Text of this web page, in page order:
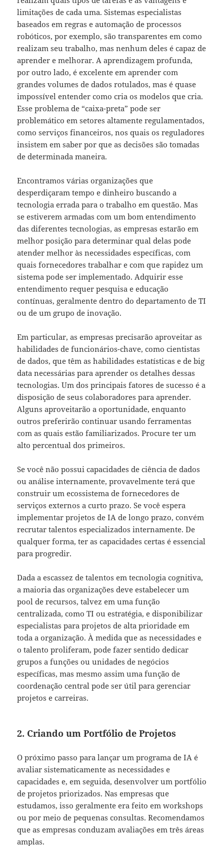
limitações de cada uma. Sistemas especialistas
baseados em regras e automação de processos
robóticos, por exemplo, são transparentes em como
realizam seu trabalho, mas nenhum deles é capaz de
aprender e melhorar. A aprendizagem profunda,
por outro lado, é excelente em aprender com
grandes volumes de dados rotulados, mas é quase
impossível entender como cria os modelos que cria.
Esse problema de “caixa-preta” pode ser
problemático em setores altamente regulamentados,
como serviços financeiros, nos quais os reguladores
insistem em saber por que as decisões são tomadas
de determinada maneira.
Encontramos várias organizações que
desperdiçaram tempo e dinheiro buscando a
tecnologia errada para o trabalho em questão. Mas
se estiverem armadas com um bom entendimento
das diferentes tecnologias, as empresas estarão em
melhor posição para determinar qual delas pode
atender melhor às necessidades específicas, com
quais fornecedores trabalhar e com que rapidez um
sistema pode ser implementado. Adquirir esse
entendimento requer pesquisa e educação
contínuas, geralmente dentro do departamento de TI
ou de um grupo de inovação.
Em particular, as empresas precisarão aproveitar as
habilidades de funcionários-chave, como cientistas
de dados, que têm as habilidades estatísticas e de big
data necessárias para aprender os detalhes dessas
tecnologias. Um dos principais fatores de sucesso é a
disposição de seus colaboradores para aprender.
Alguns aproveitarão a oportunidade, enquanto
outros preferirão continuar usando ferramentas
com as quais estão familiarizados. Procure ter um
alto percentual dos primeiros.
Se você não possui capacidades de ciência de dados
ou análise internamente, provavelmente terá que
construir um ecossistema de fornecedores de
serviços externos a curto prazo. Se você espera
implementar projetos de IA de longo prazo, convém
recrutar talentos especializados internamente. De
qualquer forma, ter as capacidades certas é essencial
para progredir.
Dada a escassez de talentos em tecnologia cognitiva,
a maioria das organizações deve estabelecer um
pool de recursos, talvez em uma função
centralizada, como TI ou estratégia, e disponibilizar
especialistas para projetos de alta prioridade em
toda a organização. À medida que as necessidades e
o talento proliferam, pode fazer sentido dedicar
grupos a funções ou unidades de negócios
específicas, mas mesmo assim uma função de
coordenação central pode ser útil para gerenciar
projetos e carreiras.
2. Criando um Portfólio de Projetos
O próximo passo para lançar um programa de IA é
avaliar sistematicamente as necessidades e
capacidades e, em seguida, desenvolver um portfólio
de projetos priorizados. Nas empresas que
estudamos, isso geralmente era feito em workshops
ou por meio de pequenas consultas. Recomendamos
que as empresas conduzam avaliações em três áreas
amplas.